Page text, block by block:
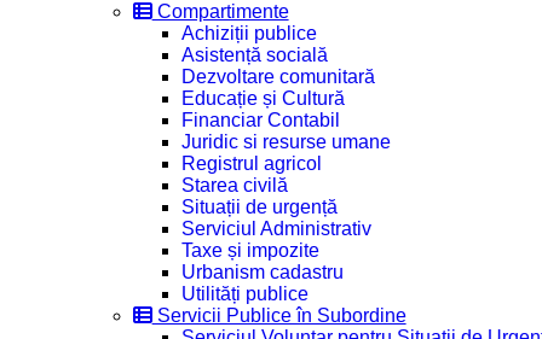
Compartimente
Achiziții publice
Asistență socială
Dezvoltare comunitară
Educație și Cultură
Financiar Contabil
Juridic si resurse umane
Registrul agricol
Starea civilă
Situații de urgență
Serviciul Administrativ
Taxe și impozite
Urbanism cadastru
Utilități publice
Servicii Publice în Subordine